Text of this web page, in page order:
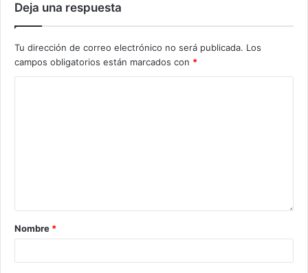
Deja una respuesta
Tu dirección de correo electrónico no será publicada. Los
campos obligatorios están marcados con *
Nombre *